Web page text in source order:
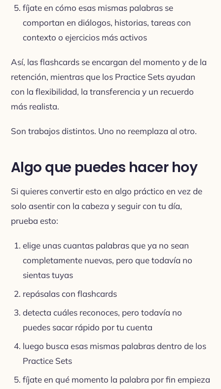
fíjate en cómo esas mismas palabras se
comportan en diálogos, historias, tareas con
contexto o ejercicios más activos
Así, las flashcards se encargan del momento y de la
retención, mientras que los Practice Sets ayudan
con la flexibilidad, la transferencia y un recuerdo
más realista.
Son trabajos distintos. Uno no reemplaza al otro.
Algo que puedes hacer hoy
Si quieres convertir esto en algo práctico en vez de
solo asentir con la cabeza y seguir con tu día,
prueba esto:
elige unas cuantas palabras que ya no sean
completamente nuevas, pero que todavía no
sientas tuyas
repásalas con flashcards
detecta cuáles reconoces, pero todavía no
puedes sacar rápido por tu cuenta
luego busca esas mismas palabras dentro de los
Practice Sets
fíjate en qué momento la palabra por fin empieza